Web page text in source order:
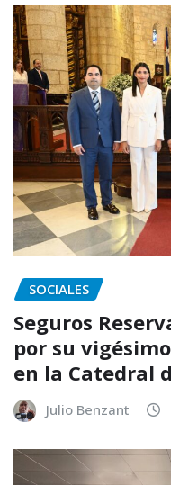
SOCIALES
Seguros
por su
en la Catedral
Julio Benzant